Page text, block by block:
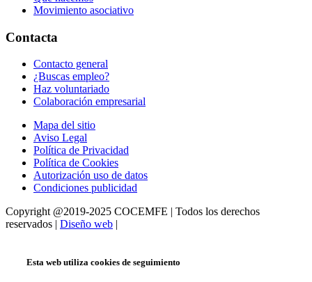
Movimiento asociativo
Contacta
Contacto general
¿Buscas empleo?
Haz voluntariado
Colaboración empresarial
Mapa del sitio
Aviso Legal
Política de Privacidad
Política de Cookies
Autorización uso de datos
Condiciones publicidad
Copyright @2019-2025 COCEMFE | Todos los derechos
reservados | Diseño web |
Esta web utiliza cookies de seguimiento